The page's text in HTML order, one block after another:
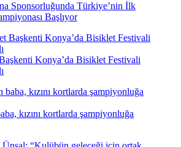
Sponsorluğunda Türkiye’nin İlk
Başlıyor
Konya’da Bisiklet Festivali
kızını kortlarda şampiyonluğa